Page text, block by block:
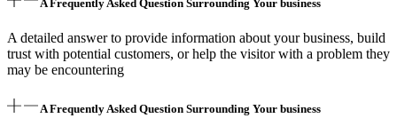
A Frequently Asked Question Surrounding Your business
A detailed answer to provide information about your business, build
trust with potential customers, or help the visitor with a problem they
may be encountering
A Frequently Asked Question Surrounding Your business